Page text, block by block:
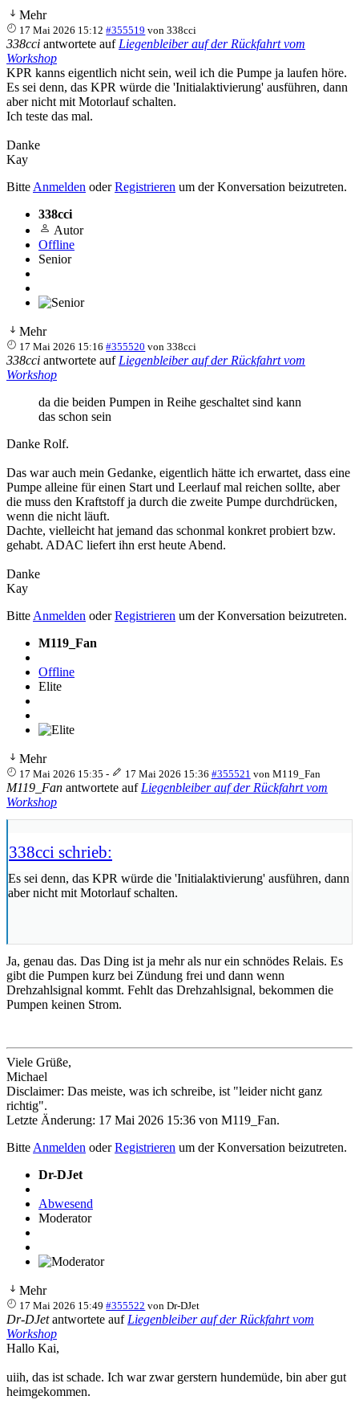
Mehr
17 Mai 2026 15:12 #355519 von338cci
338cci antwortete auf Liegenbleiber auf der Rückfahrt vom
Workshop
KPR kanns eigentlich nicht sein, weil ich die Pumpe ja laufen höre.
Es sei denn, das KPR würde die 'Initialaktivierung' ausführen, dann
aber nicht mit Motorlauf schalten.
Ich teste das mal.
Danke
Kay
Bitte Anmelden oderRegistrieren um der Konversation beizutreten.
338cci
Autor
Offline
Senior
Mehr
17 Mai 2026 15:16 #355520 von338cci
338cci antwortete auf Liegenbleiber auf der Rückfahrt vom
Workshop
da die beiden Pumpen in Reihe geschaltet sind kann
das schon sein
Danke Rolf.
Das war auch mein Gedanke, eigentlich hätte ich erwartet, dass eine
Pumpe alleine für einen Start und Leerlauf mal reichen sollte, aber
die muss den Kraftstoff ja durch die zweite Pumpe durchdrücken,
wenn die nicht läuft.
Dachte, vielleicht hat jemand das schonmal konkret probiert bzw.
gehabt. ADAC liefert ihn erst heute Abend.
Danke
Kay
Bitte Anmelden oderRegistrieren um der Konversation beizutreten.
M119_Fan
Offline
Elite
Mehr
17 Mai 2026 15:35 - 17 Mai 2026 15:36 #355521 von M119_Fan
M119_Fan antwortete auf Liegenbleiber auf der Rückfahrt vom
Workshop
338cci schrieb:
Es sei denn, das KPR würde die 'Initialaktivierung' ausführen, dann
aber nicht mit Motorlauf schalten.
Ja, genau das. Das Ding ist ja mehr als nur ein schnödes Relais. Es
gibt die Pumpen kurz bei Zündung frei und dann wenn
Drehzahlsignal kommt. Fehlt das Drehzahlsignal, bekommen die
Pumpen keinen Strom.
Viele Grüße,
Michael
Disclaimer: Das meiste, was ich schreibe, ist "leider nicht ganz
richtig".
Letzte Änderung: 17 Mai 2026 15:36 von M119_Fan.
Bitte Anmelden oderRegistrieren um der Konversation beizutreten.
Dr-DJet
Abwesend
Moderator
Mehr
17 Mai 2026 15:49 #355522 vonDr-DJet
Dr-DJetantwortete auf Liegenbleiber auf der Rückfahrt vom
Workshop
Hallo Kai,
uiih, das ist schade. Ich war zwar gerstern hundemüde, bin aber gut
heimgekommen.